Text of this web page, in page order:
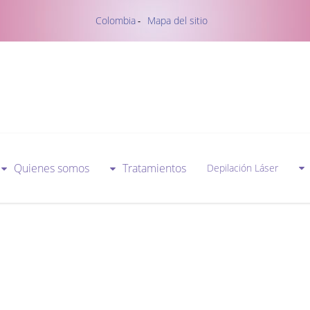
Colombia- Mapa del sitio
Quienes somos Tratamientos Depilación Láser